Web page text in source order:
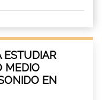
ESTUDIAR
MEDIO
EN